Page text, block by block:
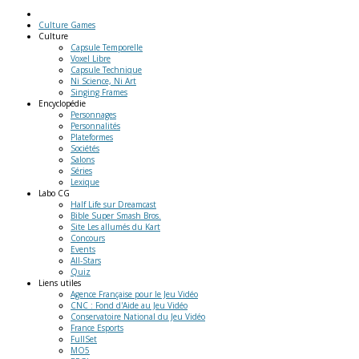
Culture Games
Culture
Capsule Temporelle
Voxel Libre
Capsule Technique
Ni Science, Ni Art
Singing Frames
Encyclopédie
Personnages
Personnalités
Plateformes
Sociétés
Salons
Séries
Lexique
Labo CG
Half Life sur Dreamcast
Bible Super Smash Bros.
Site Les allumés du Kart
Concours
Events
All-Stars
Quiz
Liens utiles
Agence Française pour le Jeu Vidéo
CNC : Fond d'Aide au Jeu Vidéo
Conservatoire National du Jeu Vidéo
France Esports
FullSet
MO5